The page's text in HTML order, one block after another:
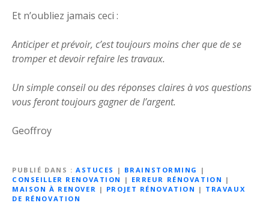
Et n’oubliez jamais ceci :
Anticiper et prévoir, c’est toujours moins cher que de se
tromper et devoir refaire les travaux.
Un simple conseil ou des réponses claires à vos questions
vous feront toujours gagner de l’argent.
Geoffroy
PUBLIÉ DANS ASTUCES | BRAINSTORMING
|
CONSEILLER RENOVATION
| ERREUR RÉNOVATION |
MAISON À RENOVER | PROJET RÉNOVATION | TRAVAUX
DE RÉNOVATION